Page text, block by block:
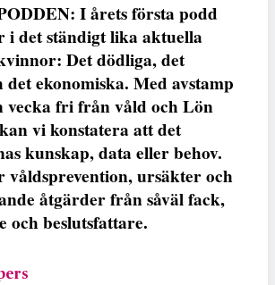
I årets första podd
i det ständigt lika aktuella
Det dödliga, det
det ekonomiska. Med avstamp
vecka fri från våld och Lön
vi konstatera att det
kunskap, data eller behov.
våldsprevention, ursäkter och
åtgärder från såväl fack,
och beslutsfattare.